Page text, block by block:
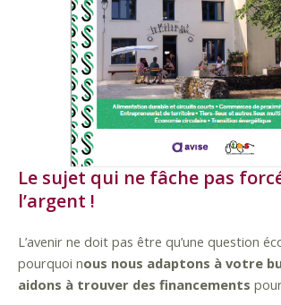
Le sujet qui ne fâche pas
l’argent !
L’avenir ne doit pas être qu’une question
pourquoi nous nous adaptons à votre
aidons à trouver des financements